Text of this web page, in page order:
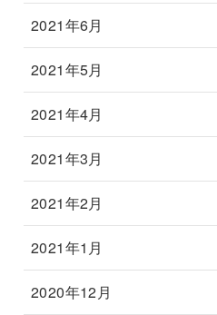
2021年6月
2021年5月
2021年4月
2021年3月
2021年2月
2021年1月
2020年12月